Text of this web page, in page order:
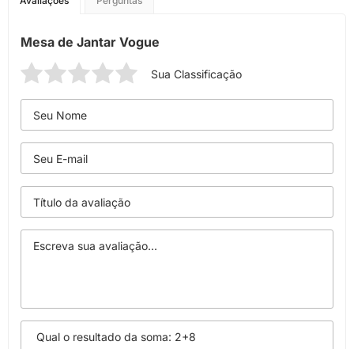
Mesa de Jantar Vogue
Sua Classificação